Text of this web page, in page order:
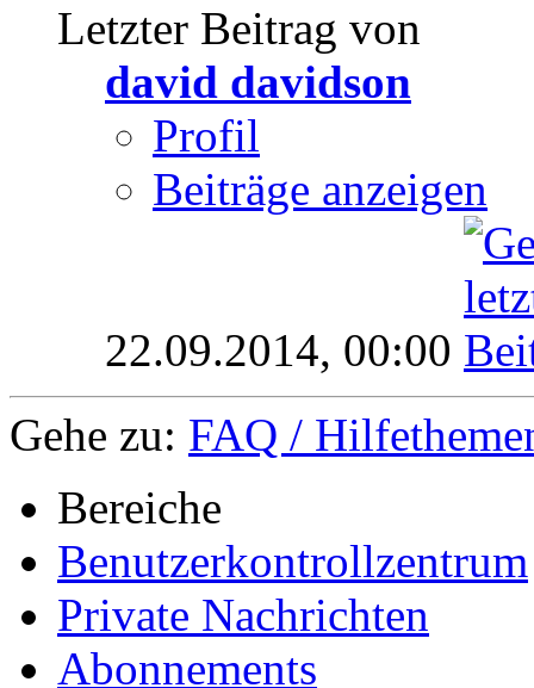
Letzter Beitrag von
david davidson
Profil
Beiträge anzeigen
22.09.2014, 00:00
Gehe zu: FAQ /
Bereiche
Benutzerkontrollzentrum
Private Nachrichten
Abonnements